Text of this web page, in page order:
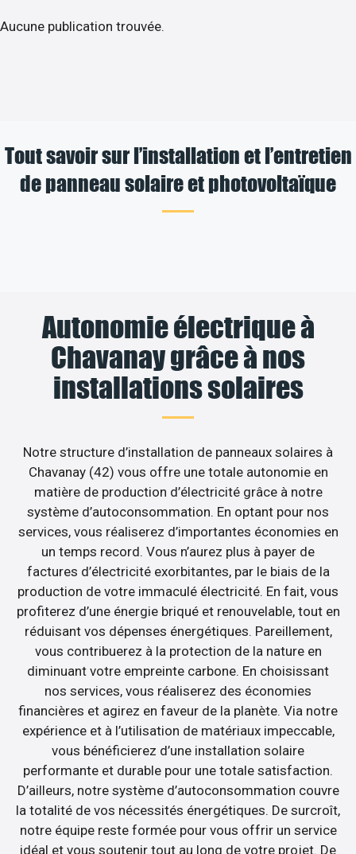
Aucune publication trouvée.
Tout savoir sur l’installation et l’entretien
de panneau solaire et photovoltaïque
Autonomie électrique à
Chavanay grâce à nos
installations solaires
Notre structure d’installation de panneaux solaires à
Chavanay (42) vous offre une totale autonomie en
matière de production d’électricité grâce à notre
système d’autoconsommation. En optant pour nos
services, vous réaliserez d’importantes économies en
un temps record. Vous n’aurez plus à payer de
factures d’électricité exorbitantes, par le biais de la
production de votre immaculé électricité. En fait, vous
profiterez d’une énergie briqué et renouvelable, tout en
réduisant vos dépenses énergétiques. Pareillement,
vous contribuerez à la protection de la nature en
diminuant votre empreinte carbone. En choisissant
nos services, vous réaliserez des économies
financières et agirez en faveur de la planète. Via notre
expérience et à l’utilisation de matériaux impeccable,
vous bénéficierez d’une installation solaire
performante et durable pour une totale satisfaction.
D’ailleurs, notre système d’autoconsommation couvre
la totalité de vos nécessités énergétiques. De surcroît,
notre équipe reste formée pour vous offrir un service
idéal et vous soutenir tout au long de votre projet. De